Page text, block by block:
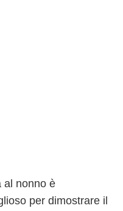
al nonno è
per dimostrare il